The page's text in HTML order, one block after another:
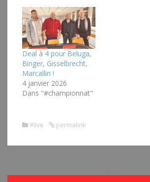
Deal à 4 pour Beluga,
Binger, Gisselbrecht,
Marcallin !
4 janvier 2026
Dans "#championnat"
#live permalink